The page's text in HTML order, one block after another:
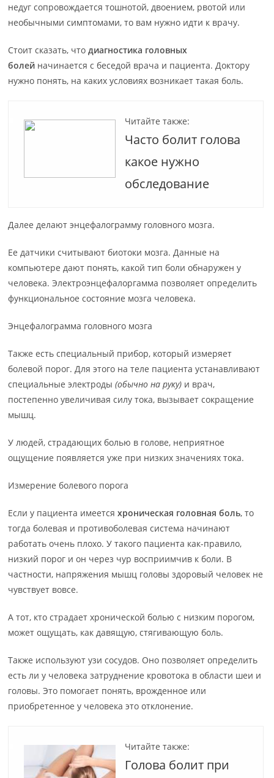
недуг сопровождается тошнотой, двоением, рвотой или
необычными симптомами, то вам нужно идти к врачу.
Стоит сказать, чтодиагностика головных
болей начинается с беседой врача и пациента. Доктору
нужно понять, на каких условиях возникает такая боль.
Читайте также:
Часто болит голова
какое нужно
обследование
Далее делают энцефалограмму головного мозга.
Ее датчики считывают биотоки мозга. Данные на
компьютере дают понять, какой тип боли обнаружен у
человека. Электроэнцефалоргамма позволяет определить
функциональное состояние мозга человека.
Энцефалограмма головного мозга
Также есть специальный прибор, который измеряет
болевой порог. Для этого на теле пациента устанавливают
специальные электроды(обычно на руку) и врач,
постепенно увеличивая силу тока, вызывает сокращение
мышц.
У людей, страдающих болью в голове, неприятное
ощущение появляется уже при низких значениях тока.
Измерение болевого порога
Если у пациента имеетсяхроническая головная боль, то
тогда болевая и противоболевая система начинают
работать очень плохо. У такого пациента как-правило,
низкий порог и он через чур восприимчив к боли. В
частности, напряжения мышц головы здоровый человек не
чувствует вовсе.
А тот, кто страдает хронической болью с низким порогом,
может ощущать, как давящую, стягивающую боль.
Также используют узи сосудов. Оно позволяет определить
есть ли у человека затруднение кровотока в области шеи и
головы. Это помогает понять, врожденное или
приобретенное у человека это отклонение.
Читайте также:
Голова болит при